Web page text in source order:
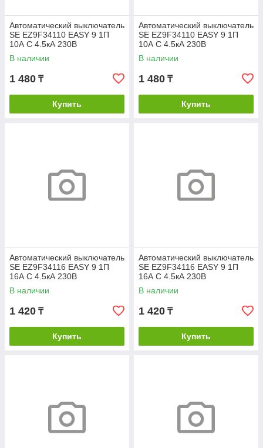
Автоматический выключатель
SE EZ9F34110 EASY 9 1П
10А С 4.5кА 230В
В наличии
1 480 ₸
Купить
Автоматический выключатель
SE EZ9F34110 EASY 9 1П
10А С 4.5кА 230В
В наличии
1 480 ₸
Купить
Автоматический выключатель
SE EZ9F34116 EASY 9 1П
16А С 4.5кА 230В
В наличии
1 420 ₸
Купить
Автоматический выключатель
SE EZ9F34116 EASY 9 1П
16А С 4.5кА 230В
В наличии
1 420 ₸
Купить